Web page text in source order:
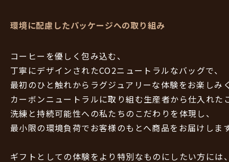
環境に配慮したパッケージへの取り組み
コーヒーを優しく包み込む、
丁寧にデザインされたCO2ニュートラルなバッグで、
最初のひと触れからラグジュアリーな体験をお楽しみ
カーボンニュートラルに取り組む生産者から仕入れた
洗練と持続可能性への私たちのこだわりを体現し、
最小限の環境負荷でお客様のもとへ商品をお届けしま
ギフトとしての体験をより特別なものにしたい方には